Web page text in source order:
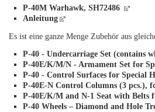
P-40M Warhawk, SH72486
Anleitung
Es ist eine ganze Menge Zubehör aus
P-40 - Undercarriage Set (contains
P-40E/K/M/N - Armament Set for
P-40 - Control Surfaces for Special
P-40E-N Control Columns (3 pcs.),
P-40E/K/M and N-1 Seat with Belts
P-40 Wheels – Diamond and Hole